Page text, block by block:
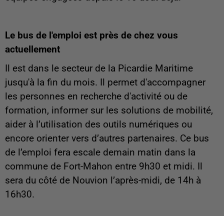
Le bus de l'emploi est près de chez vous
actuellement
Il est dans le secteur de la Picardie Maritime
jusqu'à la fin du mois. Il permet d'accompagner
les personnes en recherche d'activité ou de
formation, informer sur les solutions de mobilité,
aider à l’utilisation des outils numériques ou
encore orienter vers d’autres partenaires. Ce bus
de l’emploi fera escale demain matin dans la
commune de Fort-Mahon entre 9h30 et midi. Il
sera du côté de Nouvion l’après-midi, de 14h à
16h30.